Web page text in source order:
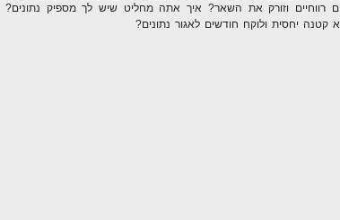
רווחיים וזורק את השאר? איך אתה מחליט שיש לך מספיק נתונים?
קטנה יחסית ולוקח חודשים לאגור נתונים?